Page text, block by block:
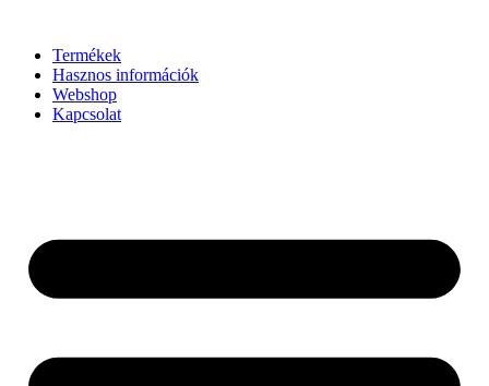
tartalomhozTermékek
Hasznos információk
Webshop
Kapcsolat